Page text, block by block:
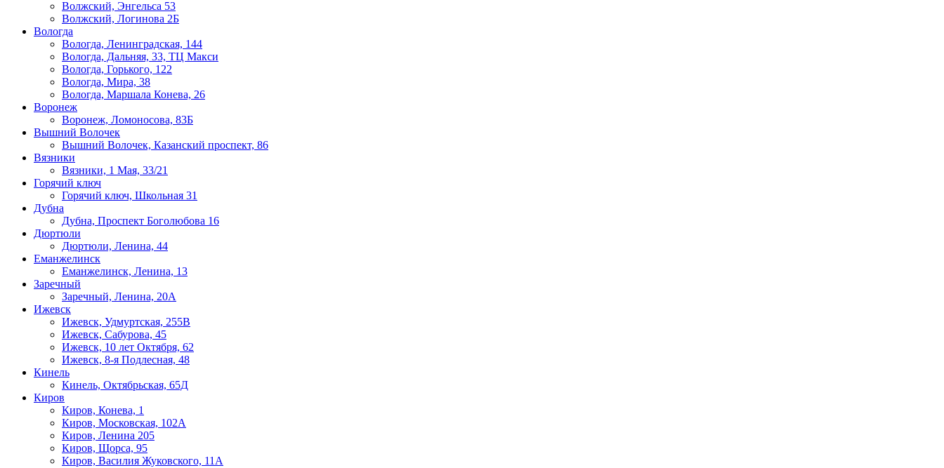
Волжский, Энгельса 53
Волжский, Логинова 2Б
Вологда
Вологда, Ленинградская, 144
Вологда, Дальняя, 33, ТЦ Макси
Вологда, Горького, 122
Вологда, Мира, 38
Вологда, Маршала Конева, 26
Воронеж
Воронеж, Ломоносова, 83Б
Вышний Волочек
Вышний Волочек, Казанский проспект, 86
Вязники
Вязники, 1 Мая, 33/21
Горячий ключ
Горячий ключ, Школьная 31
Дубна
Дубна, Проспект Боголюбова 16
Дюртюли
Дюртюли, Ленина, 44
Еманжелинск
Еманжелинск, Ленина, 13
Заречный
Заречный, Ленина, 20А
Ижевск
Ижевск, Удмуртская, 255В
Ижевск, Сабурова, 45
Ижевск, 10 лет Октября, 62
Ижевск, 8-я Подлесная, 48
Кинель
Кинель, Октябрьская, 65Д
Киров
Киров, Конева, 1
Киров, Московская, 102А
Киров, Ленина 205
Киров, Щорса, 95
Киров, Василия Жуковского, 11А